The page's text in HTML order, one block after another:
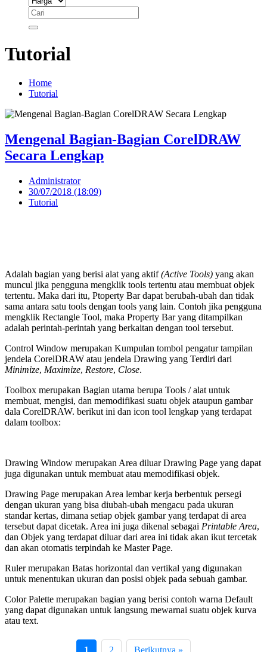
Tutorial
Home
Tutorial
Mengenal Bagian-Bagian CorelDRAW
Secara Lengkap
Administrator
30/07/2018 (18:09)
Tutorial
Adalah bagian yang berisi alat yang aktif(Active Tools) yang akan
muncul jika pengguna mengklik tools tertentu atau membuat objek
tertentu. Maka dari itu, Ptoperty Bar dapat berubah-ubah dan tidak
sama antara satu tools dengan tools yang lain. Contoh jika pengguna
mengklik Rectangle Tool, maka Property Bar yang ditampilkan
adalah perintah-perintah yang berkaitan dengan tool tersebut.
Control Window merupakan Kumpulan tombol pengatur tampilan
jendela CorelDRAW atau jendela Drawing yang Terdiri dari
Minimize, Maximize, Restore, Close.
Toolbox merupakan Bagian utama berupa Tools / alat untuk
membuat, mengisi, dan memodifikasi suatu objek ataupun gambar
dala CorelDRAW. berikut ini dan icon tool lengkap yang terdapat
dalam toolbox:
Drawing Window merupakan Area diluar Drawing Page yang dapat
juga digunakan untuk membuat atau memodifikasi objek.
Drawing Page merupakan Area lembar kerja berbentuk persegi
dengan ukuran yang bisa diubah-ubah mengacu pada ukuran
standar kertas, dimana setiap objek gambar yang terdapat di area
tersebut dapat dicetak. Area ini juga dikenal sebagai Printable Area,
dan Objek yang terdapat diluar dari area ini tidak akan ikut tercetak
dan akan otomatis terpindah ke Master Page.
Ruler merupakan Batas horizontal dan vertikal yang digunakan
untuk menentukan ukuran dan posisi objek pada sebuah gambar.
Color Palette merupakan bagian yang berisi contoh warna Default
yang dapat digunakan untuk langsung mewarnai suatu objek kurva
atau text.